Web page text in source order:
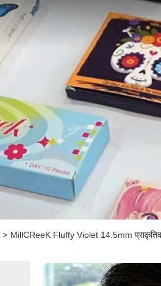
> MillCReeK Fluffy Violet 14.5mm